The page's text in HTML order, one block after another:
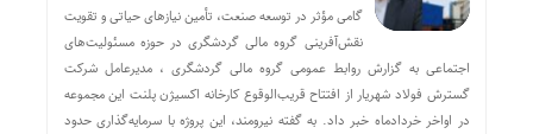
گامی مؤثر در توسعه صنعت، تأمین نیازهای حیاتی و تقویت
نقش‌آفرینی گروه مالی گردشگری در حوزه مسئولیت‌های
اجتماعی به گزارش روابط عمومی گروه مالی گردشگری ، مدیرعامل شرکت
گسترش فولاد شهریار از افتتاح قریب‌الوقوع کارخانه اکسیژن پلنت این مجموعه
در اواخر خردادماه خبر داد. به گفته نیرومند، این پروژه با سرمایه‌گذاری حدود